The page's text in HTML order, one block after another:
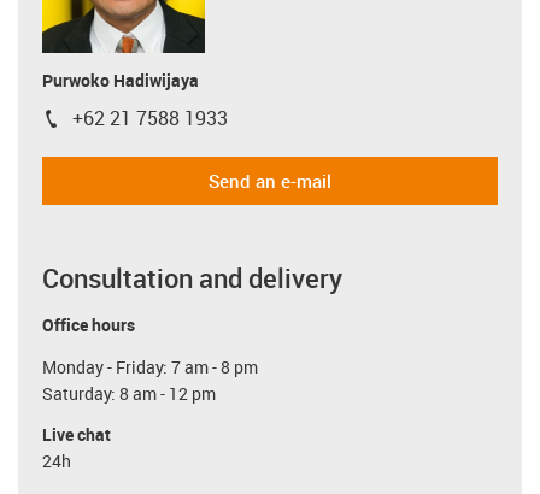
Purwoko Hadiwijaya
igus-icon-phone
+62 21 7588 1933
Send an e-mail
Consultation and delivery
Office hours
Monday - Friday: 7 am - 8 pm
Saturday: 8 am - 12 pm
Live chat
24h